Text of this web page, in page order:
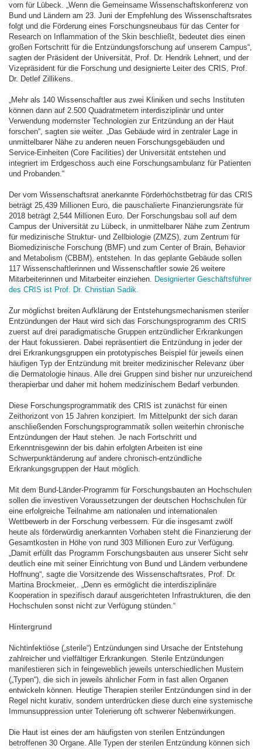
vorn für Lübeck. „Wenn die Gemeinsame Wissenschaftskonferenz von
Bund und Ländern am 23. Juni der Empfehlung des Wissenschaftsrates
folgt und die Förderung eines Forschungsneubaus für das Center for
Research on Inflammation of the Skin beschließt, bedeutet dies einen
großen Fortschritt für die Entzündungsforschung auf unserem Campus“,
sagten der Präsident der Universität, Prof. Dr. Hendrik Lehnert, und der
Vizepräsident für die Forschung und designierte Leiter des CRIS, Prof.
Dr. Detlef Zillikens.
„Mehr als 140 Wissenschaftler aus zwei Kliniken und sechs Instituten
können dann auf 2.500 Quadratmetern interdisziplinär und unter
Verwendung modernster Technologien zur Entzündung an der Haut
forschen“, sagten sie weiter. „Das Gebäude wird in zentraler Lage in
unmittelbarer Nähe zu anderen neuen Forschungsgebäuden und
Service-Einheiten (Core Facilities) der Universität entstehen und
integriert im Erdgeschoss auch eine Forschungsambulanz für Patienten
und Probanden.“
Der vom Wissenschaftsrat anerkannte Förderhöchstbetrag für das CRIS
beträgt 25,439 Millionen Euro, die pauschalierte Finanzierungsrate für
2018 beträgt 2,544 Millionen Euro. Der Forschungsbau soll auf dem
Campus der Universität zu Lübeck, in unmittelbarer Nähe zum Zentrum
für medizinische Struktur- und Zellbiologie (ZMZS), zum Zentrum für
Biomedizinische Forschung (BMF) und zum Center of Brain, Behavior
and Metabolism (CBBM), entstehen. In das geplante Gebäude sollen
117 Wissenschaftlerinnen und Wissenschaftler sowie 26 weitere
Mitarbeiterinnen und Mitarbeiter einziehen. Designierter Geschäftsführer
des CRIS ist Prof. Dr. Christian Sadik.
Zur möglichst breiten Aufklärung der Entstehungsmechanismen steriler
Entzündungen der Haut wird sich das Forschungsprogramm des CRIS
zuerst auf drei paradigmatische Gruppen entzündlicher Erkrankungen
der Haut fokussieren. Dabei repräsentiert die Entzündung in jeder der
drei Erkrankungsgruppen ein prototypisches Beispiel für jeweils einen
häufigen Typ der Entzündung mit breiter medizinischer Relevanz über
die Dermatologie hinaus. Alle drei Gruppen sind bisher nur unzureichend
therapierbar und daher mit hohem medizinischem Bedarf verbunden.
Diese Forschungsprogrammatik des CRIS ist zunächst für einen
Zeithorizont von 15 Jahren konzipiert. Im Mittelpunkt der sich daran
anschließenden Forschungsprogrammatik sollen weiterhin chronische
Entzündungen der Haut stehen. Je nach Fortschritt und
Erkenntnisgewinn der bis dahin erfolgten Arbeiten ist eine
Schwerpunktänderung auf andere chronisch-entzündliche
Erkrankungsgruppen der Haut möglich.
Mit dem Bund-Länder-Programm für Forschungsbauten an Hochschulen
sollen die investiven Voraussetzungen der deutschen Hochschulen für
eine erfolgreiche Teilnahme am nationalen und internationalen
Wettbewerb in der Forschung verbessern. Für die insgesamt zwölf
heute als förderwürdig anerkannten Vorhaben steht die Finanzierung der
Gesamtkosten in Höhe von rund 303 Millionen Euro zur Verfügung.
„Damit erfüllt das Programm Forschungsbauten aus unserer Sicht sehr
deutlich eine mit seiner Einrichtung von Bund und Ländern verbundene
Hoffnung“, sagte die Vorsitzende des Wissenschaftsrates, Prof. Dr.
Martina Brockmeier,. „Denn es ermöglicht die interdisziplinäre
Kooperation in spezifisch darauf ausgerichteten Infrastrukturen, die den
Hochschulen sonst nicht zur Verfügung stünden.“
Hintergrund
Nichtinfektiöse („sterile“) Entzündungen sind Ursache der Entstehung
zahlreicher und vielfältiger Erkrankungen. Sterile Entzündungen
manifestieren sich in feingeweblich jeweils unterschiedlichen Mustern
(„Typen“), die sich in jeweils ähnlicher Form in fast allen Organen
entwickeln können. Heutige Therapien steriler Entzündungen sind in der
Regel nicht kurativ, sondern unterdrücken diese durch eine systemische
Immunsuppression unter Tolerierung oft schwerer Nebenwirkungen.
Die Haut ist eines der am häufigsten von sterilen Entzündungen
betroffenen 30 Organe. Alle Typen der sterilen Entzündung können sich